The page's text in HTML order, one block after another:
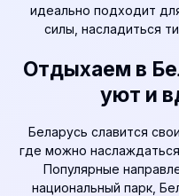
идеально подходит
силы, насладиться
Отдыхаем в
уют и
Беларусь славится
где можно
Популярные
национальный парк,